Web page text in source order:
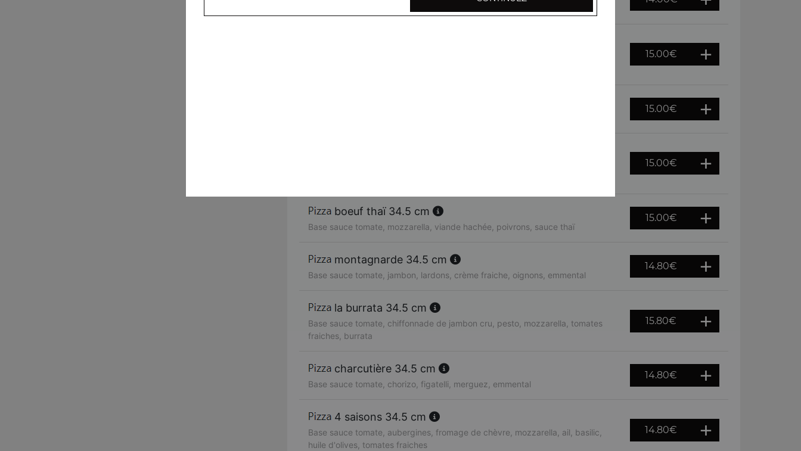
15.00€
15.00€
15.00€
boeuf thaï 34.5 cm
Base sauce tomate, mozzarella, viande hachée, poivrons, sauce thaï
15.00€
montagnarde 34.5 cm
Base sauce tomate, jambon, lardons, crème fraiche, oignons, emmental
14.80€
la burrata 34.5 cm
Base sauce tomate, chiffonnade de jambon cru, pesto, mozzarella, tomates
fraiches, burrata
15.80€
charcutière 34.5 cm
Base sauce tomate, chorizo, figatelli, merguez, emmental
14.80€
4 saisons 34.5 cm
Base sauce tomate, aubergines, fromage de chèvre, mozzarella, ail, basilic,
huile d'olives, tomates fraiches
14.80€